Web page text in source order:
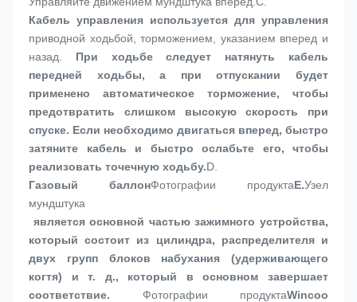
Кабель управления
приводной ходьбой, торможением, указанием вперед и
назад.
При ходьбе следует натянуть кабель
передней ходьбы, а при отпускании будет
применено автоматическое торможение, чтобы
предотвратить слишком высокую скорость при
спуске. Если необходимо двигаться вперед, быстро
затяните кабель и быстро ослабьте его, чтобы
реализовать точечную ходьбу.D.
Газовый баллонФотографии продуктаE.Узел
мундштука
который состоит из цилиндра, распределителя и
двух групп блоков набухания (удерживающего
когтя) и т. д., который в основном завершает
соответствие.
Фотографии продуктаWincoo